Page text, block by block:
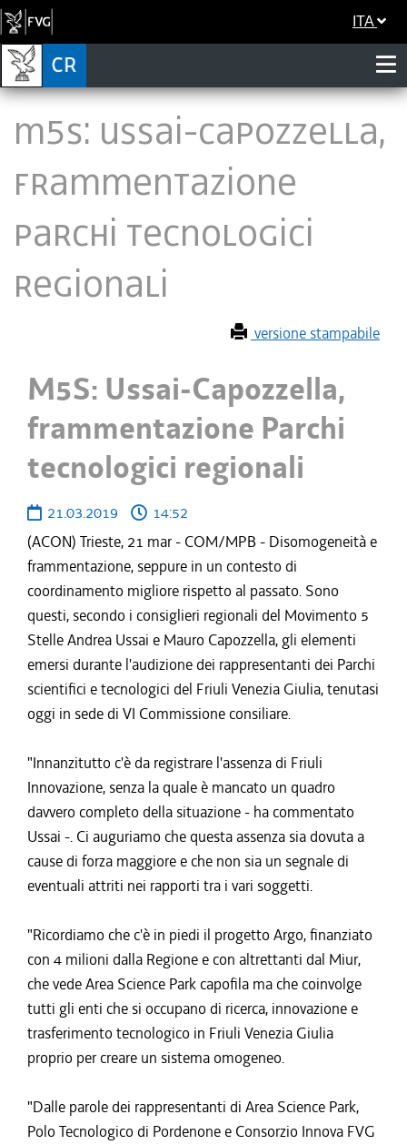
ITA
M5S: Ussai-Capozzella,
frammentazione
Parchi tecnologici
regionali
versione stampabile
M5S: Ussai-Capozzella,
frammentazione Parchi
tecnologici regionali
21.03.2019
14:52
(ACON) Trieste, 21 mar - COM/MPB - Disomogeneità e
frammentazione, seppure in un contesto di
coordinamento migliore rispetto al passato. Sono
questi, secondo i consiglieri regionali del Movimento 5
Stelle Andrea Ussai e Mauro Capozzella, gli elementi
emersi durante l'audizione dei rappresentanti dei Parchi
scientifici e tecnologici del Friuli Venezia Giulia, tenutasi
oggi in sede di VI Commissione consiliare.
"Innanzitutto c'è da registrare l'assenza di Friuli
Innovazione, senza la quale è mancato un quadro
davvero completo della situazione - ha commentato
Ussai -. Ci auguriamo che questa assenza sia dovuta a
cause di forza maggiore e che non sia un segnale di
eventuali attriti nei rapporti tra i vari soggetti.
"Ricordiamo che c'è in piedi il progetto Argo, finanziato
con 4 milioni dalla Regione e con altrettanti dal Miur,
che vede Area Science Park capofila ma che coinvolge
tutti gli enti che si occupano di ricerca, innovazione e
trasferimento tecnologico in Friuli Venezia Giulia
proprio per creare un sistema omogeneo.
"Dalle parole dei rappresentanti di Area Science Park,
Polo Tecnologico di Pordenone e Consorzio Innova FVG